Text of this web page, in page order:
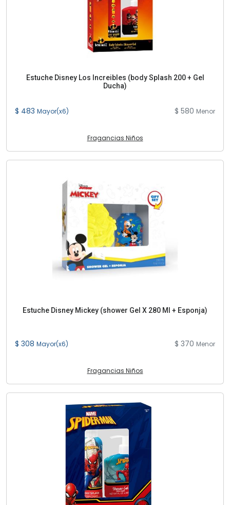
Estuche Disney Los Increibles (body Splash 200 + Gel
Ducha)
$ 483 Mayor(x6) $ 580 Menor
Fragancias Niños
Estuche Disney Mickey (shower Gel X 280 Ml + Esponja)
$ 308 Mayor(x6) $ 370 Menor
Fragancias Niños